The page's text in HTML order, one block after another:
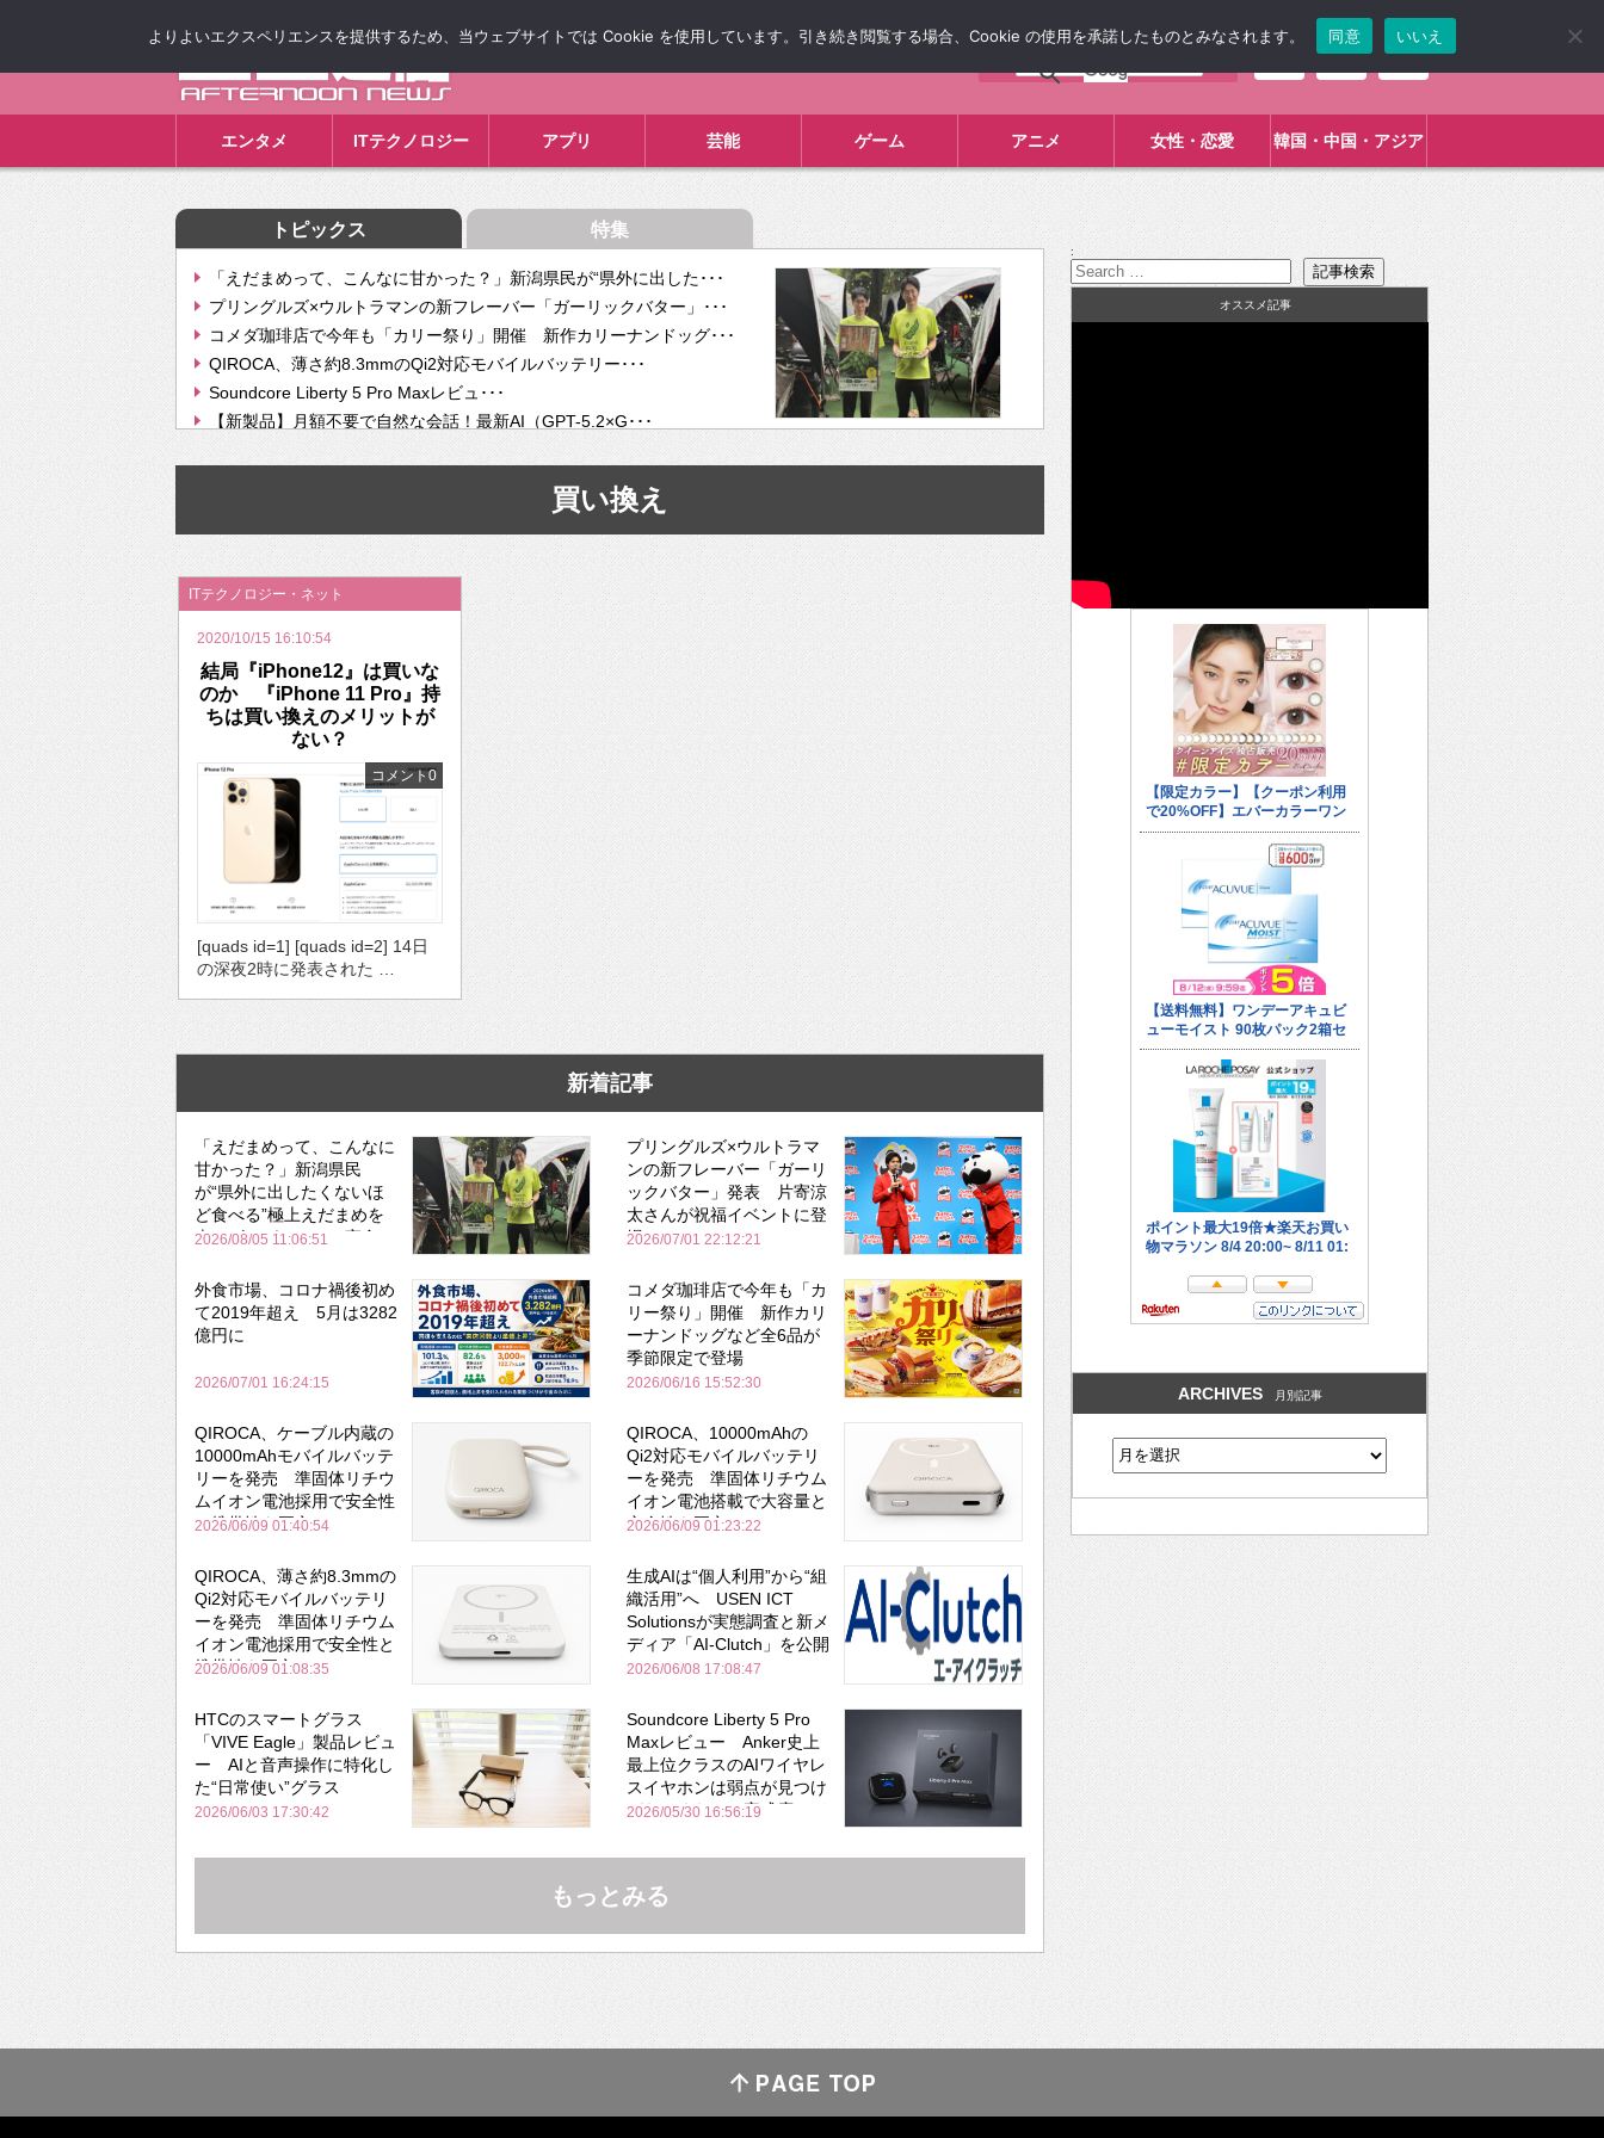
エンタメ ITテクノロジー アプリ 芸能 ゲーム アニメ 女性・恋愛 韓国・中国・アジア
トピックス 特集
「えだまめって、こんなに甘かった？」新潟県民が“県外に出した･･･
プリングルズ×ウルトラマンの新フレーバー「ガーリックバター」･･･
コメダ珈琲店で今年も「カリー祭り」開催 新作カリーナンドッグ･･･
QIROCA、薄さ約8.3mmのQi2対応モバイルバッテリー･･･
Soundcore Liberty 5 Pro Maxレビュ･･･
【新製品】月額不要で自然な会話！最新AI（GPT-5.2×G･･･
【次世代の没入感と生産性】VITURE Luma Ultra･･･
挫折率8割の壁をAIで突破。ジャストシステム、”自分が今話し･･･
2026年のバレンタインは「自分で作って、想いを渡す」 TE･･･
買い換え
ITテクノロジー・ネット
2020/10/15 16:10:54
結局『iPhone12』は買いな
のか 『iPhone 11 Pro』持
ちは買い換えのメリットが
ない？
コメント0
[quads id=1] [quads id=2] 14日
の深夜2時に発表された …
新着記事
「えだまめって、こんなに
甘かった？」新潟県民
が“県外に出したくないほ
ど食べる”極上えだまめを
森のビアガーデンで実食
2026/08/05 11:06:51
プリングルズ×ウルトラマ
ンの新フレーバー「ガーリ
ックバター」発表 片寄涼
太さんが祝福イベントに登
場
2026/07/01 22:12:21
外食市場、コロナ禍後初め
て2019年超え 5月は3282
億円に
2026/07/01 16:24:15
コメダ珈琲店で今年も「カ
リー祭り」開催 新作カリ
ーナンドッグなど全6品が
季節限定で登場
2026/06/16 15:52:30
QIROCA、ケーブル内蔵の
10000mAhモバイルバッテ
リーを発売 準固体リチウ
ムイオン電池採用で安全性
と携帯性を両立
2026/06/09 01:40:54
QIROCA、10000mAhの
Qi2対応モバイルバッテリ
ーを発売 準固体リチウム
イオン電池搭載で大容量と
安全性を両立
2026/06/09 01:23:22
QIROCA、薄さ約8.3mmの
Qi2対応モバイルバッテリ
ーを発売 準固体リチウム
イオン電池採用で安全性と
携帯性を両立
2026/06/09 01:08:35
生成AIは“個人利用”から“組
織活用”へ USEN ICT
Solutionsが実態調査と新メ
ディア「AI-Clutch」を公開
2026/06/08 17:08:47
HTCのスマートグラス
「VIVE Eagle」製品レビュ
ー AIと音声操作に特化し
た“日常使い”グラス
2026/06/03 17:30:42
Soundcore Liberty 5 Pro
Maxレビュー Anker史上
最上位クラスのAIワイヤレ
スイヤホンは弱点が見つけ
づらいくらいの完成度にび
Bose並み
2026/05/30 16:56:19
もっとみる
:
オススメ記事
ARCHIVES 月別記事
よりよいエクスペリエンスを提供するため、当ウェブサイトでは Cookie を使用しています。引き続き閲覧する場合、Cookie の使用を承諾したものとみなされます。 同意 いいえ